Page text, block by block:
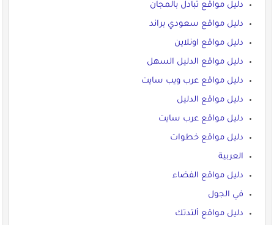
دليل مواقع تبادل بالمجان
دليل مواقع سعودي براند
دليل مواقع اونلاين
دليل مواقع الدليل السهل
دليل مواقع عرب ويب سايت
دليل مواقع الدليل
دليل مواقع عرب سايت
دليل مواقع خطوات
العربية
دليل مواقع الفضاء
في الجول
دليل مواقع ألتدتك